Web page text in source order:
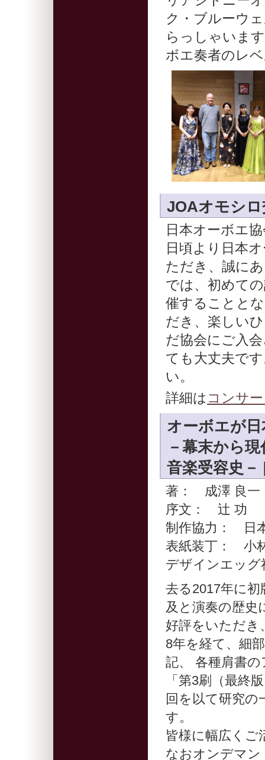
ク・ブルーウ
らっしゃいま
ボエ奏者のレ
JOAオモシロ
日本オーボエ
日頃より日本
ただき、誠に
では、初めて
催することと
だき、楽しい
だ協会にご入
ても大丈夫で
い。
詳細は コンサ
オーボエが
－幕末から
音楽受容史－
著： 成澤 良一
序文： 辻 功
制作協力： 日
表紙装丁： 小
デザインエッ
去る2017年に
及と演奏の歴史
好評をいただき
8年を経て、細
記、 各種肩書
「第3刷（最終
回を以て研究
す。
皆様に幅広くご
なおオンデマ